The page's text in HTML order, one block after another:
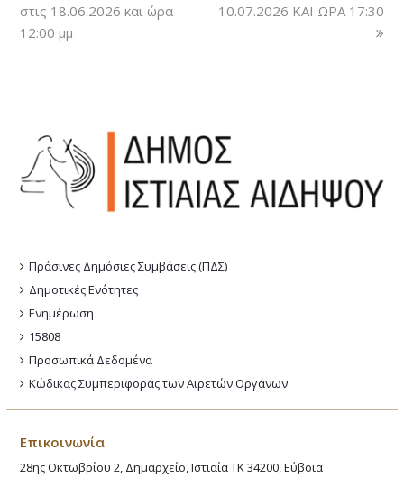
στις 18.06.2026 και ώρα
12:00 μμ
10.07.2026 ΚΑΙ ΩΡΑ 17:30
Πράσινες Δημόσιες Συμβάσεις (ΠΔΣ)
Δημοτικές Ενότητες
Ενημέρωση
15808
Προσωπικά Δεδομένα
Κώδικας Συμπεριφοράς των Αιρετών Οργάνων
Επικοινωνία
28ης Οκτωβρίου 2, Δημαρχείο, Ιστιαία ΤΚ 34200, Εύβοια